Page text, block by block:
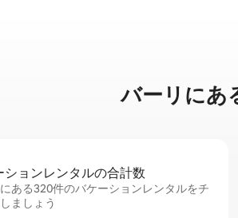
バーリに⁠あ⁠
ションレ⁠ン⁠タ⁠ル⁠の合⁠計⁠数
ある320件のバケーションレンタルをチ
ましょう